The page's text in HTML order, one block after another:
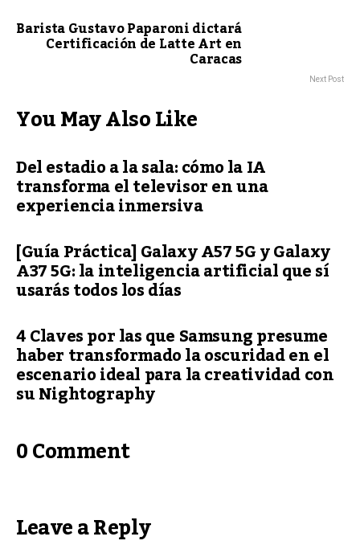
Barista Gustavo Paparoni dictará
Certificación de Latte Art en
Caracas
Next Post
You May Also Like
Del estadio a la sala: cómo la IA
transforma el televisor en una
experiencia inmersiva
[Guía Práctica] Galaxy A57 5G y Galaxy
A37 5G: la inteligencia artificial que sí
usarás todos los días
4 Claves por las que Samsung presume
haber transformado la oscuridad en el
escenario ideal para la creatividad con
su Nightography
0 Comment
Leave a Reply